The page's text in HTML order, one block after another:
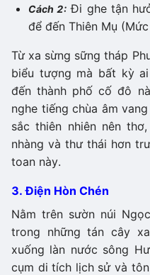
Cách 2: Đi ghe tận
để đến Thiên Mụ
Từ xa sừng sững tháp
biểu tượng mà bất kỳ
đến thành phố cố đô
nghe tiếng chùa âm
sắc thiên nhiên nên
nhàng và thư thái hơn
toan này.
3. Điện Hòn Chén
Nằm trên sườn núi
trong những tán cây
xuống làn nước sông
cụm di tích lịch sử và